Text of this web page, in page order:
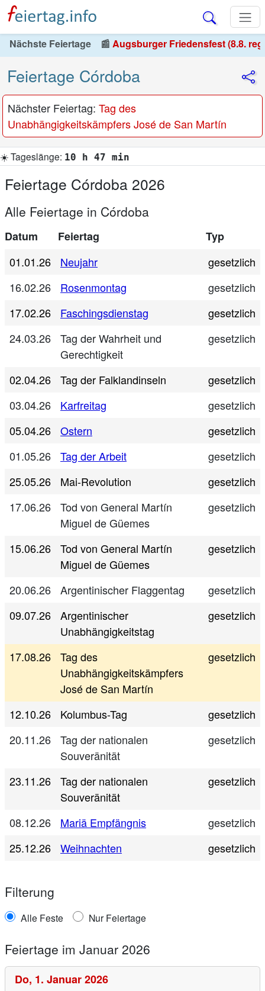
Nächste Feiertage 📰 Augsburger Friedensfest (8.8.
Feiertage Córdoba
Nächster Feiertag: Tag des
Unabhängigkeitskämpfers José de San Martín
h 47 min
Feiertage Córdoba 2026
Alle Feiertage in Córdoba
Datum Feiertag
Typ
01.01.26
Neujahr
gesetzlich
16.02.26
Rosenmontag
gesetzlich
17.02.26
Faschingsdienstag
gesetzlich
24.03.26
Tag der Wahrheit und
Gerechtigkeit
gesetzlich
02.04.26 Tag der Falklandinseln
gesetzlich
03.04.26
Karfreitag
gesetzlich
05.04.26
Ostern
gesetzlich
01.05.26
Tag der Arbeit
gesetzlich
25.05.26
Mai-Revolution
gesetzlich
17.06.26
Tod von General Martín
Miguel de Güemes
gesetzlich
15.06.26
Tod von General Martín
Miguel de Güemes
gesetzlich
20.06.26 Argentinischer Flaggentag
gesetzlich
09.07.26
Argentinischer
Unabhängigkeitstag
gesetzlich
17.08.26
Tag des
Unabhängigkeitskämpfers
José de San Martín
gesetzlich
12.10.26 Kolumbus-Tag
gesetzlich
20.11.26
Tag der nationalen
Souveränität
gesetzlich
23.11.26
Tag der nationalen
Souveränität
gesetzlich
08.12.26 Mariä Empfängnis
gesetzlich
25.12.26
Weihnachten gesetzlich
Filterung
Alle Feste Nur Feiertage
Feiertage im Januar 2026
Do, 1. Januar 2026